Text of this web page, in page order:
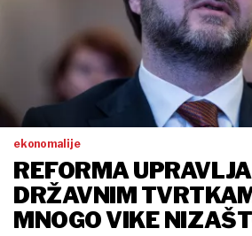
ekonomalije
REFORMA
DRŽAVNIM
MNOGO VIKE